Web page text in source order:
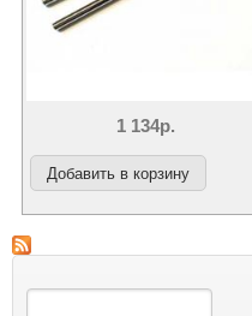
1 134р.
Форма поиска
Поиск